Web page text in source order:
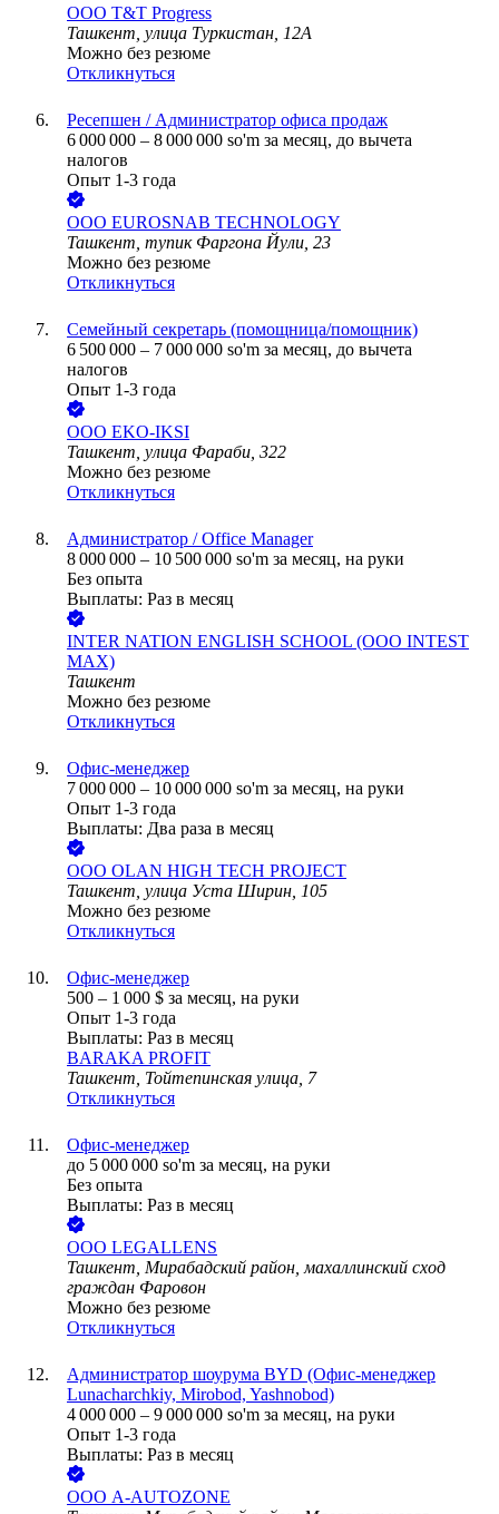
ООО T&T Progress
Ташкент, улица Туркистан, 12А
Можно без резюме
Откликнуться
Ресепшен / Администратор офиса продаж
6 000 000 – 8 000 000 so'm за месяц, до вычета
налогов
Опыт 1-3 года
ООО EUROSNAB TECHNOLOGY
Ташкент, тупик Фаргона Йули, 23
Можно без резюме
Откликнуться
Семейный секретарь (помощница/помощник)
6 500 000 – 7 000 000 so'm за месяц, до вычета
налогов
Опыт 1-3 года
ООО EKO-IKSI
Ташкент, улица Фараби, 322
Можно без резюме
Откликнуться
Администратор / Office Manager
8 000 000 – 10 500 000 so'm за месяц, на руки
Без опыта
Выплаты: Раз в месяц
INTER NATION ENGLISH SCHOOL (OOO INTEST
MAX)
Ташкент
Можно без резюме
Откликнуться
Офис-менеджер
7 000 000 – 10 000 000 so'm за месяц, на руки
Опыт 1-3 года
Выплаты: Два раза в месяц
ООО OLAN HIGH TECH PROJECT
Ташкент, улица Уста Ширин, 105
Можно без резюме
Откликнуться
Офис-менеджер
500 – 1 000 $ за месяц, на руки
Опыт 1-3 года
Выплаты: Раз в месяц
BARAKA PROFIT
Ташкент, Тойтепинская улица, 7
Откликнуться
Офис-менеджер
до 5 000 000 so'm за месяц, на руки
Без опыта
Выплаты: Раз в месяц
ООО LEGALLENS
Ташкент, Мирабадский район, махаллинский сход
граждан Фаровон
Можно без резюме
Откликнуться
Администратор шоурума BYD (Офис-менеджер
Lunacharchkiy, Mirobod, Yashnobod)
4 000 000 – 9 000 000 so'm за месяц, на руки
Опыт 1-3 года
Выплаты: Раз в месяц
ООО A-AUTOZONE